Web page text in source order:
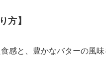
方】
感と、豊かなバターの風